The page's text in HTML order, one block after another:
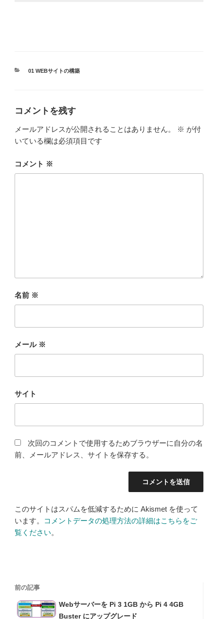
カ
01 WEBサイトの構築
コメントを残す
メールアドレスが公開されることはありません。 ※ が付
いている欄は必須項目です
コメント ※
名前 ※
メール ※
サイト
次回のコメントで使用するためブラウザーに自分の名
前、メールアドレス、サイトを保存する。
このサイトはスパムを低減するために Akismet を使って
います。
コメントデータの処理方法の詳細はこちらをご
覧ください。
投
稿
過
去
の
前の記事
Webサーバーを Pi 3 1GB から Pi 4 4GB
Buster にアップグレード